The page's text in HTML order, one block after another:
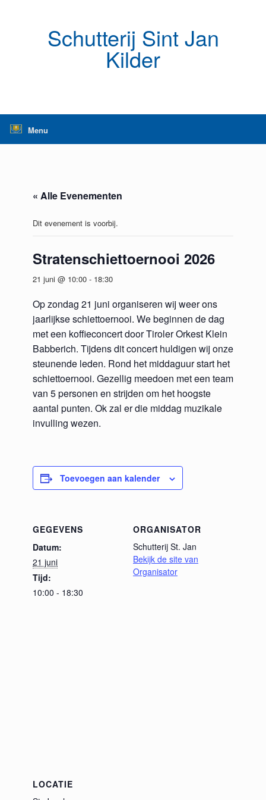
Schutterij Sint Jan
Kilder
Menu
« Alle Evenementen
Dit evenement is voorbij.
Stratenschiettoernooi 2026
21 juni @ 10:00 - 18:30
Op zondag 21 juni organiseren wij weer ons
jaarlijkse schiettoernooi. We beginnen de dag
met een koffieconcert door Tiroler Orkest Klein
Babberich. Tijdens dit concert huldigen wij onze
steunende leden. Rond het middaguur start het
schiettoernooi. Gezellig meedoen met een team
van 5 personen en strijden om het hoogste
aantal punten. Ok zal er die middag muzikale
invulling wezen.
Toevoegen aan kalender
GEGEVENS
Datum:
21 juni
Tijd:
10:00 - 18:30
ORGANISATOR
Schutterij St. Jan
Bekijk de site van
Organisator
LOCATIE